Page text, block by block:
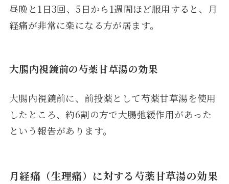
昼晩と1日3回、5日から1週間ほど服用すると、月
経痛が非常に楽になる方が居ます。
大腸内視鏡前の芍薬甘草湯の効果
大腸内視鏡前に、前投薬として芍薬甘草湯を使用
したところ、約6割の方で大腸弛緩作用があった
という報告があります。
月経痛（生理痛）に対する芍薬甘草湯の効果